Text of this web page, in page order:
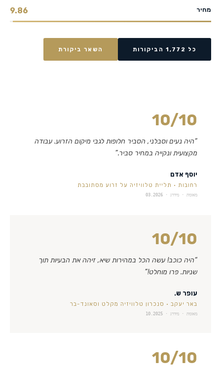
מחיר 9.86
כל 1,772 הביקורות השאר ביקורת
10/10
“היה נעים וסבלני, הסביר חלופות לגבי מיקום הזרוע. עבודה
מקצועית ונקייה במחיר סביר.”
יוסף אדם
רחובות · תליית טלוויזיה על זרוע מסתובבת
מאומת · מידרג · 03.2026
10/10
“היה כוכב! עשה הכל במהירות שיא, זיהה את הבעיות תוך
שניות. פרו מוחלט!”
עופר ש.
באר יעקב · סנכרון טלוויזיה מקלט וסאונד-בר
מאומת · מידרג · 10.2025
10/10